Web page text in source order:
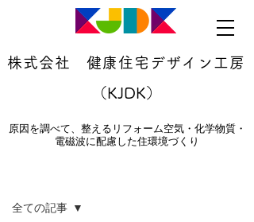
株式会社 健康住宅デザイン工房
（KJDK）
原因を調べて、整えるリフォーム空気・化学物質・
電磁波に配慮した住環境づくり
全ての記事